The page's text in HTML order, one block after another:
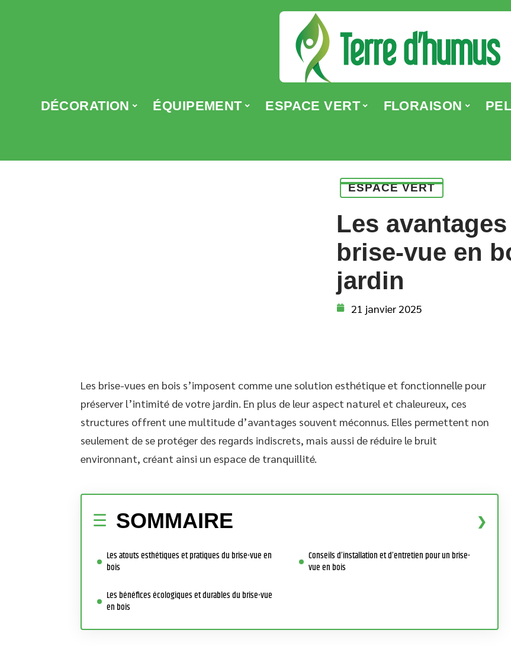
DÉCORATION ÉQUIPEMENT ESPACE VERT FLORAISON
ESPACE VERT
Les
brise-vue en
jardin
21 janvier 2025
Les brise-vues en bois s’imposent comme une solution esthétique et fonctionnelle pour
préserver l’intimité de votre jardin. En plus de leur aspect naturel et chaleureux, ces
structures offrent une multitude d’avantages souvent méconnus. Elles permettent non
seulement de se protéger des regards indiscrets, mais aussi de réduire le bruit
environnant, créant ainsi un espace de tranquillité.
SOMMAIRE
Les atouts esthétiques et pratiques du brise-vue en
bois
Les bénéfices écologiques et durables du brise-vue
en bois
Conseils d’installation et d’entretien pour un brise-
vue en bois